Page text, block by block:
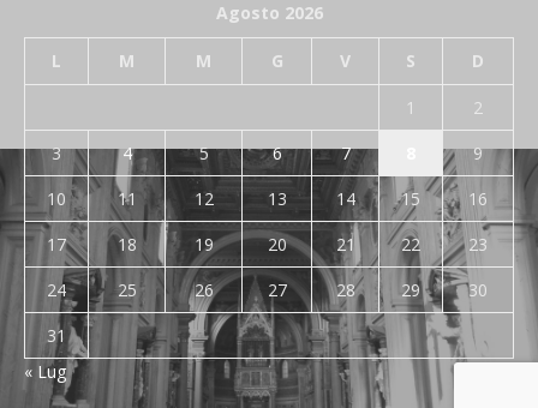
Agosto 2026
L M M G V S D
1
2
3
4 5 6 7
9
10
11 12 13 14 15
16
17
18 19 20 21 22
23
24
25 26 27 28 29
30
31
« Lug